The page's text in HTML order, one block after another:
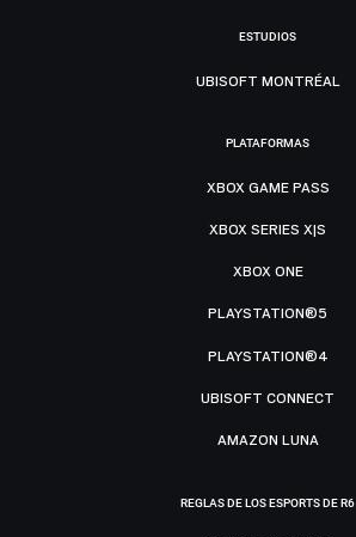
ESTUDIOS
UBISOFT MONTRÉAL
PLATAFORMAS
XBOX GAME PASS
XBOX SERIES X|S
XBOX ONE
PLAYSTATION®5
PLAYSTATION®4
UBISOFT CONNECT
AMAZON LUNA
REGLAS DE LOS ESPORTS DE R6